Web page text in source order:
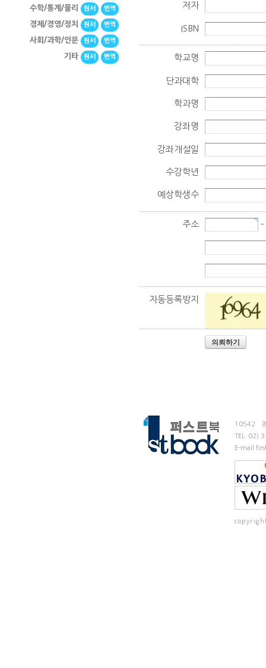
수학/통계/물리 원서 번역
경제/경영/정치 원서 번역
사회/과학/인문 원서 번역
기타 원서 번역
저자
ISBN
학교명
단과대학
학과명
강좌명
강좌개설일
수강학년
예상학생수
주소 -
자동등록방지
10542
TEL. 02)
E-mail